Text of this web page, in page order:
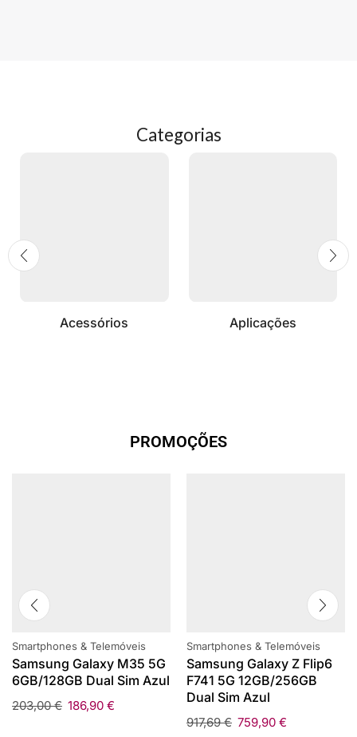
Categorias
Acessórios Aplicações
PROMOÇÕES
Smartphones & Telemóveis
Samsung Galaxy M35 5G
6GB/128GB Dual Sim Azul
203,00€ 186,90 €
Smartphones & Telemóveis
Samsung Galaxy Z Flip6
F741 5G 12GB/256GB
Dual Sim Azul
917,69€ 759,90 €